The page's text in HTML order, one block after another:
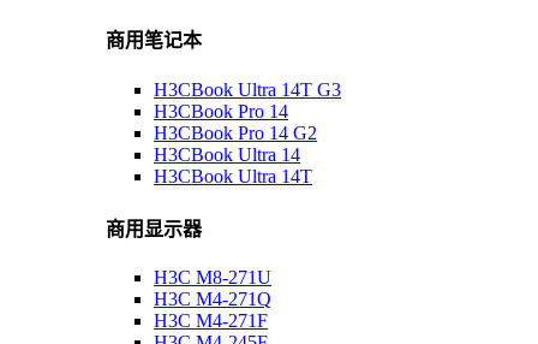
商用笔记本
H3CBook Ultra 14T G3
H3CBook Pro 14
H3CBook Pro 14 G2
H3CBook Ultra 14
H3CBook Ultra 14T
商用显示器
H3C M8-271U
H3C M4-271Q
H3C M4-271F